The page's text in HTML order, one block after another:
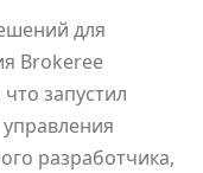
для
Brokeree
запустил
разработчика,